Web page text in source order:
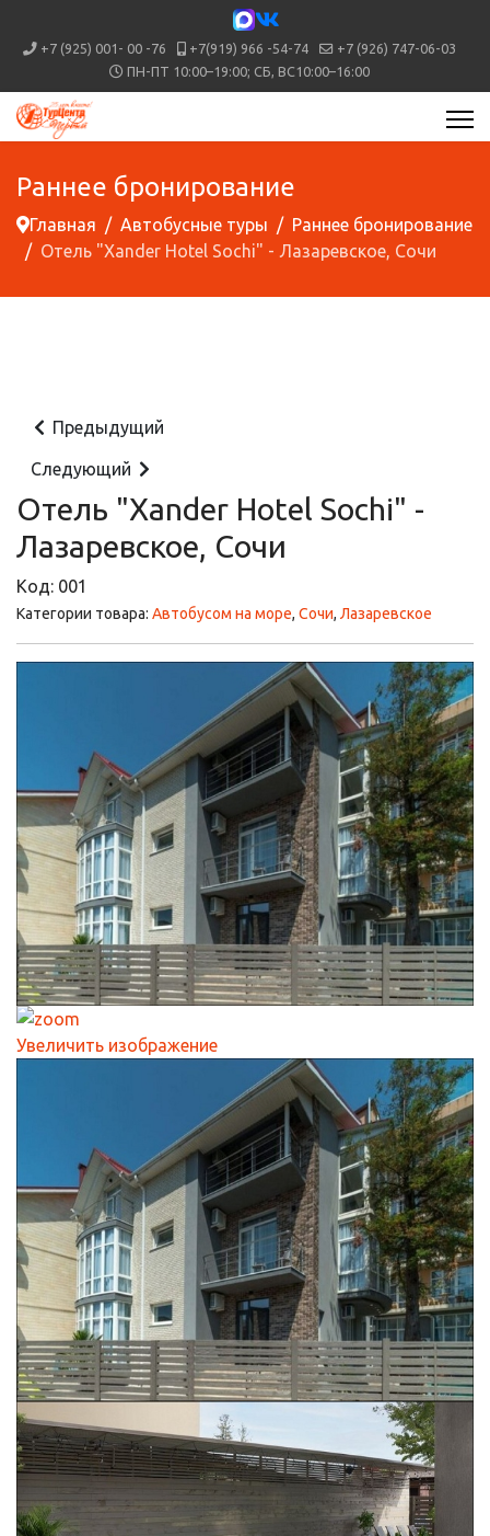
+7 (925) 001- 00 -76 +7(919) 966 -54-74
+7 (926) 747-06-03
ПН-ПТ 10:00–19:00; СБ, ВС10:00–16:00
Раннее бронирование
Главная Автобусные туры
Раннее бронирование
Отель "Xander Hotel Sochi" - Лазаревское, Сочи
Предыдущий
Следующий
Отель "Xander Hotel Sochi" -
Лазаревское, Сочи
Код: 001
Категории товара: Автобусом на море, Сочи, Лазаревское
Увеличить изображение